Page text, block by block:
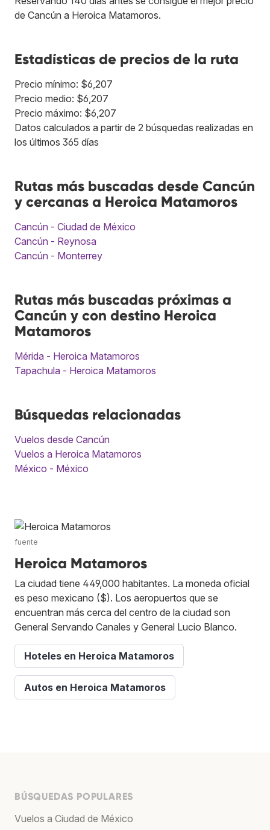
de Cancún a Heroica Matamoros.
Estadísticas de precios de la ruta
Precio mínimo: $6,207
Precio medio: $6,207
Precio máximo: $6,207
Datos calculados a partir de 2 búsquedas realizadas en
los últimos 365 días
Rutas más buscadas desde Cancún
y cercanas a Heroica Matamoros
Cancún - Ciudad de México
Cancún - Reynosa
Cancún - Monterrey
Rutas más buscadas próximas a
Cancún y con destino Heroica
Matamoros
Mérida - Heroica Matamoros
Tapachula - Heroica Matamoros
Búsquedas relacionadas
Vuelos desde Cancún
Vuelos a Heroica Matamoros
México - México
fuente
Heroica Matamoros
La ciudad tiene 449,000 habitantes. La moneda oficial
es peso mexicano ($). Los aeropuertos que se
encuentran más cerca del centro de la ciudad son
General Servando Canales y General Lucio Blanco.
Hoteles en Heroica Matamoros
Autos en Heroica Matamoros
BÚSQUEDAS POPULARES
Vuelos a Ciudad de México